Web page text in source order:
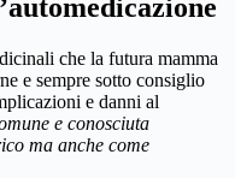
che la futura mamma
e sempre sotto consiglio
e danni al
e conosciuta
ma anche come